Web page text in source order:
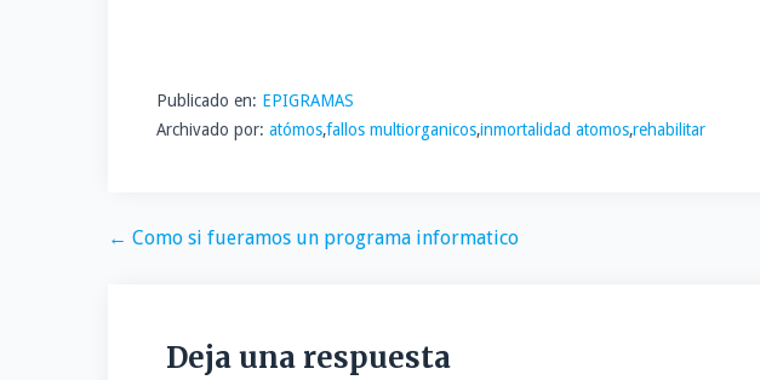
r
Publicado en: EPIGRAMAS
Archivado por: atómos,fallos multiorganicos,inmortalidad atomos,rehabilitar
Navegación
entradas
← Como si fueramos un programa informatico
Deja una respuesta